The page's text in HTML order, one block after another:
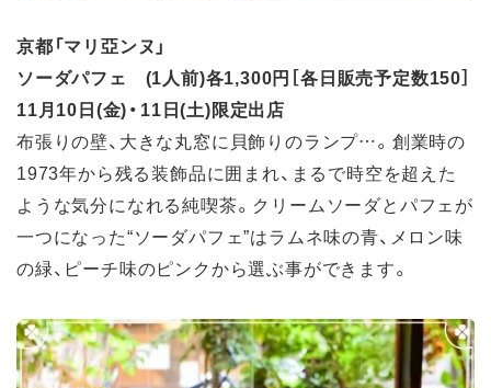
京都「マリ亞ンヌ」
ソーダパフェ (1人前)各1,300円［各日販売予定数150］
11月10日(金)・11日(土)限定出店
布張りの壁、大きな丸窓に貝飾りのランプ…。創業時の
1973年から残る装飾品に囲まれ、まるで時空を超えた
ような気分になれる純喫茶。クリームソーダとパフェが
一つになった“ソーダパフェ”はラムネ味の青、メロン味
の緑、ピーチ味のピンクから選ぶ事ができます。